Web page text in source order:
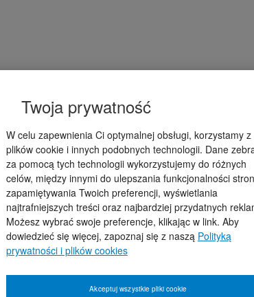
Twoja prywatność
W celu zapewnienia Ci optymalnej obsługi, korzystamy z
plików cookie i innych podobnych technologii. Dane
za pomocą tych technologii wykorzystujemy do różnych
celów, między innymi do ulepszania funkcjonalności
zapamiętywania Twoich preferencji, wyświetlania
najtrafniejszych treści oraz najbardziej przydatnych
Możesz wybrać swoje preferencje, klikając w link. Aby
dowiedzieć się więcej, zapoznaj się z naszą Polityką
prywatności i plików cookies
Akceptuj wszystkie pliki cookie